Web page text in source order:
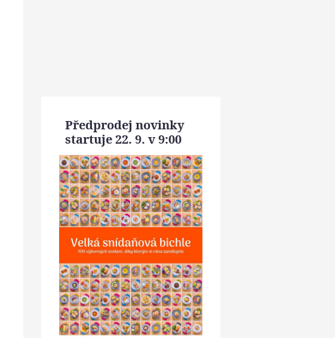
Holandský řízek z krůtího masa - maso smícháme s celým vajíčkem a sýrem
Předprodej novinky
startuje 22. 9. v 9:00